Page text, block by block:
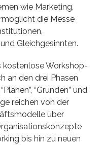
wie Marketing,
die Messe
Gleichgesinnten.
kostenlose Workshop-
an den drei Phasen
“Gründen” und
reichen von der
über
bis hin zu neuen